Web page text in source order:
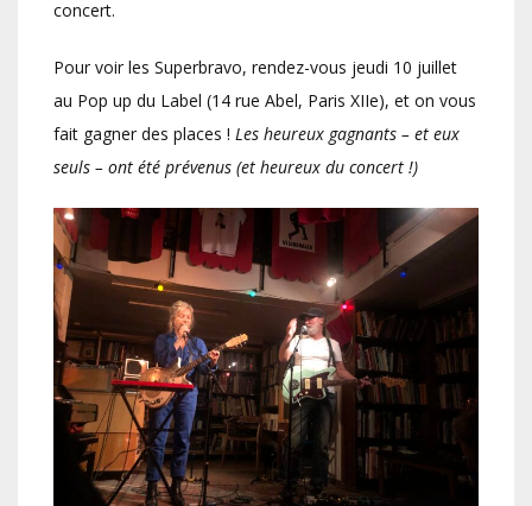
concert.
Pour voir les Superbravo, rendez-vous jeudi 10 juillet
au Pop up du Label (14 rue Abel, Paris XIIe), et on vous
fait gagner des places ! Les heureux gagnants – et eux
seuls – ont été prévenus (et heureux du concert !)